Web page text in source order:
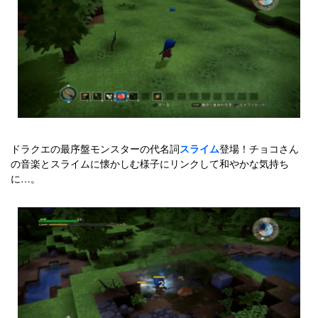
ドラクエの最序盤モンスターの代名詞スライム登場！チョコさん
の音楽とスライムに懐かしむ様子にリンクして和やかな気持ち
に…。